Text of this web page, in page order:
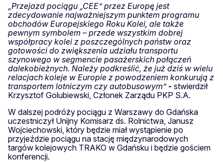
„Przejazd pociągu „CEE” przez Europę jest
zdecydowanie najważniejszym punktem programu
obchodów Europejskiego Roku Kolei, ale także
pewnym symbolem – przede wszystkim dobrej
współpracy kolei z poszczególnych państw oraz
gotowości do zwiększenia udziału transportu
szynowego w segmencie pasażerskich połączeń
dalekobieżnych. Należy podkreślić, że już dziś w wielu
relacjach koleje w Europie z powodzeniem konkurują z
transportem lotniczym czy autobusowym”- stwierdził
Krzysztof Golubiewski, Członek Zarządu PKP S.A.
W dalszej podróży pociągu z Warszawy do Gdańska
uczestniczył Unijny Komisarz ds. Rolnictwa, Janusz
Wojciechowski, który będzie miał wystąpienie po
przyjeździe pociągu na stację międzynarodowych
targów kolejowych TRAKO w Gdańsku i będzie gościem
konferencji.